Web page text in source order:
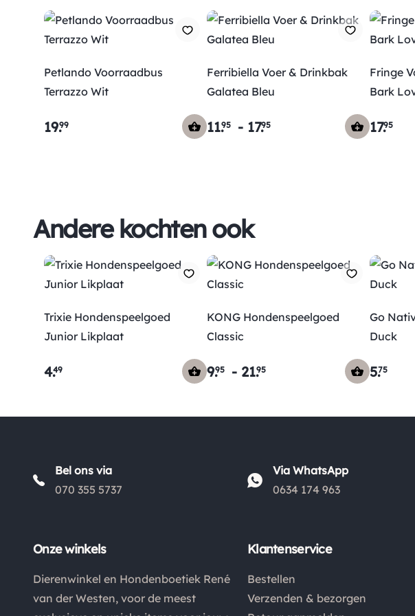
Petlando Voorraadbus
Terrazzo Wit
19.99
Ferribiella Voer & Drinkbak
Galatea Bleu
11.95 - 17.95
Fringe
Bark
17.95
Andere kochten ook
Trixie Hondenspeelgoed
Junior Likplaat
4.49
KONG Hondenspeelgoed
Classic
9.95 - 21.95
Go
Duck
5.75
Bel ons via
070 355 5737
Via WhatsApp
0634 174 963
Onze winkels
Dierenwinkel en Hondenboetiek René
van der Westen, voor de meest
Klantenservice
Bestellen
Verzenden & bezorgen